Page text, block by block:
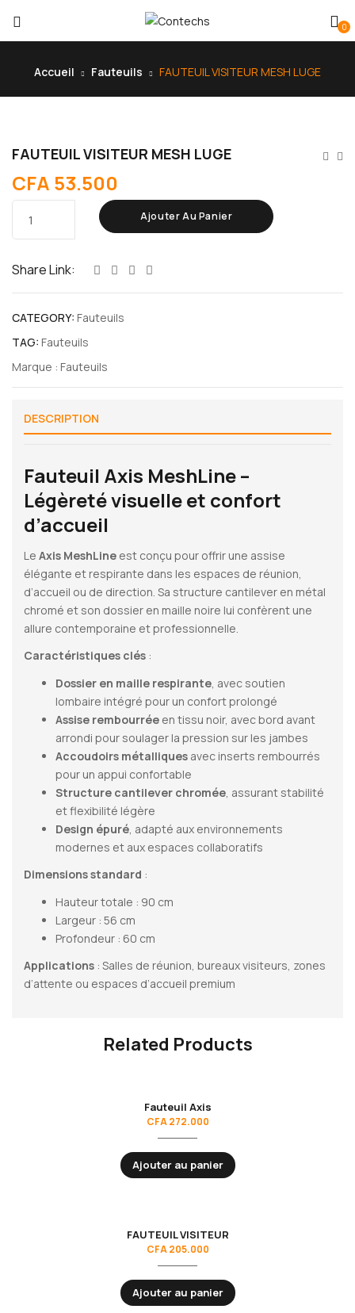
0
Accueil Fauteuils FAUTEUIL VISITEUR MESH LUGE
FAUTEUIL VISITEUR MESH LUGE
CFA 53.500
Ajouter Au Panier
Share Link:
CATEGORY: Fauteuils
TAG: Fauteuils
Marque : Fauteuils
DESCRIPTION
Fauteuil Axis MeshLine –
Légèreté visuelle et confort
d’accueil
Le Axis MeshLine est conçu pour offrir une assise
élégante et respirante dans les espaces de réunion,
d’accueil ou de direction. Sa structure cantilever en métal
chromé et son dossier en maille noire lui confèrent une
allure contemporaine et professionnelle.
Caractéristiques clés :
Dossier en maille respirante , avec soutien
lombaire intégré pour un confort prolongé
Assise rembourrée en tissu noir, avec bord avant
arrondi pour soulager la pression sur les jambes
Accoudoirs métalliques avec inserts rembourrés
pour un appui confortable
Structure cantilever chromée , assurant stabilité
et flexibilité légère
Design épuré , adapté aux environnements
modernes et aux espaces collaboratifs
Dimensions standard :
Hauteur totale : 90 cm
Largeur : 56 cm
Profondeur : 60 cm
Applications : Salles de réunion, bureaux visiteurs, zones
d’attente ou espaces d’accueil premium
Related Products
Fauteuil Axis
CFA272.000
Ajouter au panier
FAUTEUIL VISITEUR
CFA205.000
Ajouter au panier